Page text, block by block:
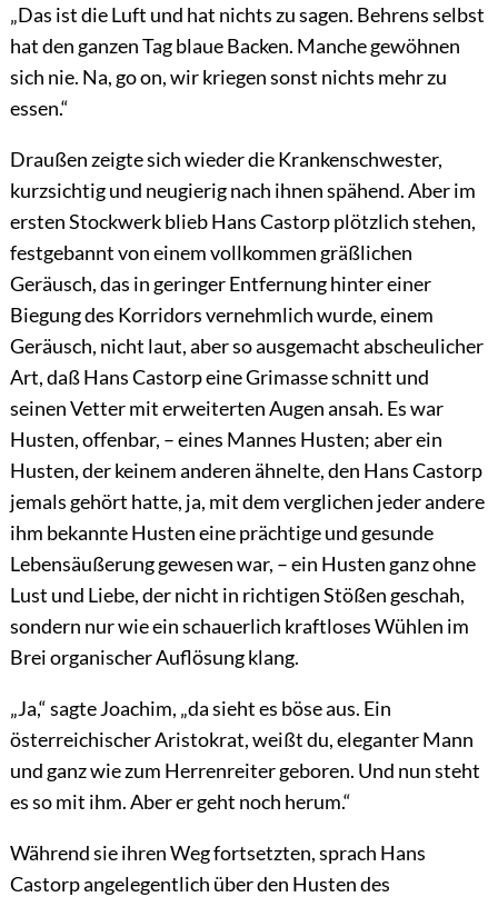
„Das ist die Luft und hat nichts zu sagen. Behrens selbst
hat den ganzen Tag blaue Backen. Manche gewöhnen
sich nie. Na, go on, wir kriegen sonst nichts mehr zu
essen.“
Draußen zeigte sich wieder die Krankenschwester,
kurzsichtig und neugierig nach ihnen spähend. Aber im
ersten Stockwerk blieb Hans Castorp plötzlich stehen,
festgebannt von einem vollkommen gräßlichen
Geräusch, das in geringer Entfernung hinter einer
Biegung des Korridors vernehmlich wurde, einem
Geräusch, nicht laut, aber so ausgemacht abscheulicher
Art, daß Hans Castorp eine Grimasse schnitt und
seinen Vetter mit erweiterten Augen ansah. Es war
Husten, offenbar, – eines Mannes Husten; aber ein
Husten, der keinem anderen ähnelte, den Hans Castorp
jemals gehört hatte, ja, mit dem verglichen jeder andere
ihm bekannte Husten eine prächtige und gesunde
Lebensäußerung gewesen war, – ein Husten ganz ohne
Lust und Liebe, der nicht in richtigen Stößen geschah,
sondern nur wie ein schauerlich kraftloses Wühlen im
Brei organischer Auflösung klang.
„Ja,“ sagte Joachim, „da sieht es böse aus. Ein
österreichischer Aristokrat, weißt du, eleganter Mann
und ganz wiezum Herrenreiter geboren. Und nun steht
es so mit ihm. Aber er geht noch herum.“
Während sie ihren Weg fortsetzten, sprach Hans
Castorp angelegentlich über den Husten des